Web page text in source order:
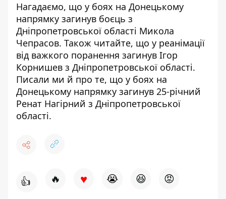
Нагадаємо, що у боях на Донецькому
напрямку загинув боєць з
Дніпропетровської області Микола
Чепрасов. Також читайте, що у реанімації
від важкого поранення загинув Ігор
Корнишев з Дніпропетровської області.
Писали ми й про те, що у боях на
Донецькому напрямку загинув 25-річний
Ренат Нагірний з Дніпропетровської
області.
👍 🔥 ♥ 😭 😆 😡